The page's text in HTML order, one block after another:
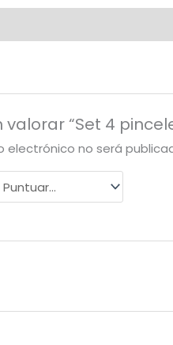
“Set 4
electrónico no será